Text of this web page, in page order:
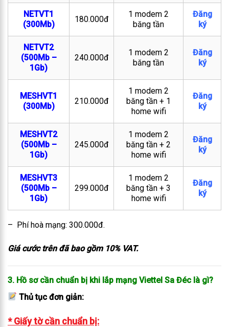
NETVT1
(300Mb)
180.000đ
1 modem 2
băng tần
Đăng
ký
NETVT2
(500Mb –
1Gb)
240.000đ
1 modem 2
băng tần
Đăng
ký
MESHVT1
(300Mb)
210.000đ
1 modem 2
băng tần + 1
home wifi
Đăng
ký
MESHVT2
(500Mb –
1Gb)
245.000đ
1 modem 2
băng tần + 2
home wifi
Đăng
ký
MESHVT3
(500Mb –
1Gb)
299.000đ
1 modem 2
băng tần + 3
home wifi
Đăng
ký
– Phí hoà mạng: 300.000đ.
Giá cước trên đã bao gồm 10% VAT.
3. Hồ sơ cần chuẩn bị khi lắp mạng Viettel Sa Đéc là gì?
Thủ tục đơn giản:
* Giấy tờ cần chuẩn bị: